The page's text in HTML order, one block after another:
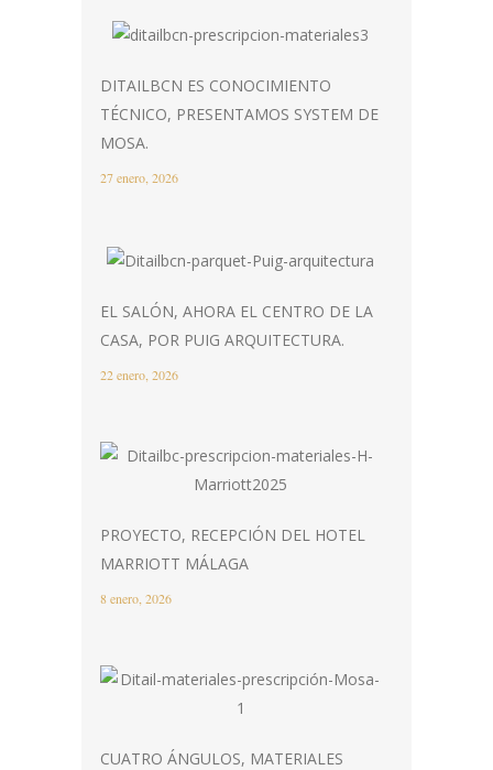
DITAILBCN ES CONOCIMIENTO
TÉCNICO, PRESENTAMOS SYSTEM DE
MOSA.
27 enero, 2026
EL SALÓN, AHORA EL CENTRO DE LA
CASA, POR PUIG ARQUITECTURA.
22 enero, 2026
PROYECTO, RECEPCIÓN DEL HOTEL
MARRIOTT MÁLAGA
8 enero, 2026
CUATRO ÁNGULOS, MATERIALES